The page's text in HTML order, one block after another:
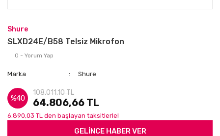
Shure
SLXD24E/B58 Telsiz Mikrofon
0 - Yorum Yap
Marka Shure
%40
108.011,10 TL
64.806,66 TL
6.890,03 TL den başlayan taksitlerle!
GELİNCE HABER VER